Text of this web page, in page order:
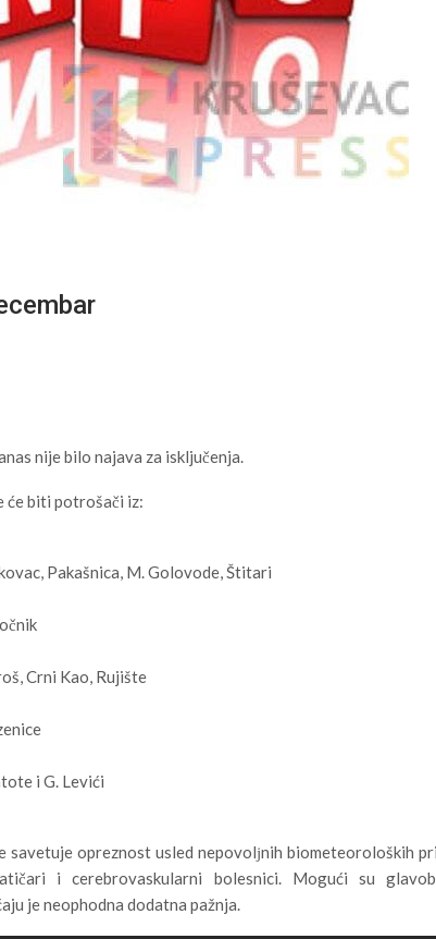
nije bilo najava za isključenja.
će biti potrošači iz:
Pakašnica, M. Golovode, Štitari
Crni Kao, Rujište
i G. Levići
savetuje opreznost usled nepovolјnih biometeoroloških
i cerebrovaskularni bolesnici. Mogući su
je neophodna dodatna pažnja.